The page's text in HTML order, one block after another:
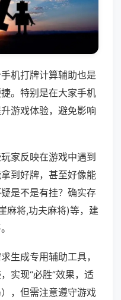
机打牌计算辅助也是
。特别是在大家手机
游戏体验，避免影响
家反映在游戏中遇到
到好牌，甚至好像能
是不是有挂？确实存
麻将,功夫麻将)等，建
生成专用辅助工具，
实现“必胜”效果，适
，但需注意遵守游戏